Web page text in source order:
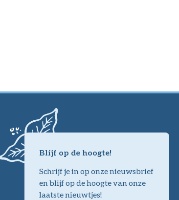
Blijf op de hoogte!
Schrijf je in op onze nieuwsbrief
en blijf op de hoogte van onze
laatste nieuwtjes!